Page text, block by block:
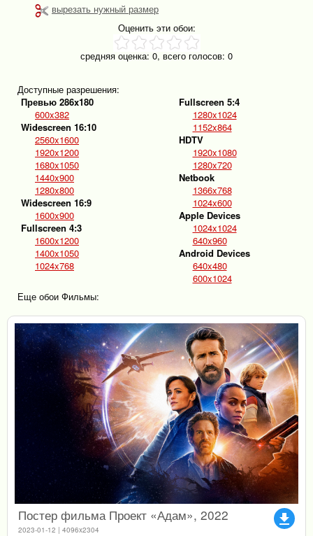
вырезать нужный размер
Оценить эти обои:
средняя оценка: 0, всего голосов: 0
Доступные разрешения:
Превью 286x180
600x382
Widescreen 16:10
2560x1600
1920x1200
1680x1050
1440x900
1280x800
Widescreen 16:9
1600x900
Fullscreen 4:3
1600x1200
1400x1050
1024x768
Fullscreen 5:4
1280x1024
1152x864
HDTV
1920x1080
1280x720
Netbook
1366x768
1024x600
Apple Devices
1024x1024
640x960
Android Devices
640x480
600x1024
Еще обои Фильмы:
file_download
Постер фильма Проект «Адам», 2022
2023-01-12 | 4096x2304